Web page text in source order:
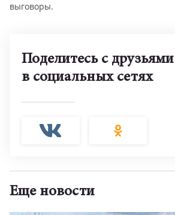
выговоры.
Поделитесь с
в социальных сетях
Еще новости